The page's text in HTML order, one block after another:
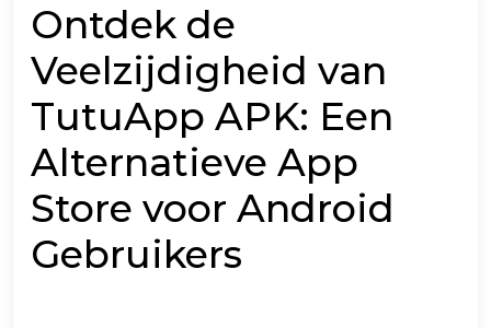
Ontdek de
Veelzijdigheid van
TutuApp APK: Een
Alternatieve App
Store voor Android
Gebruikers